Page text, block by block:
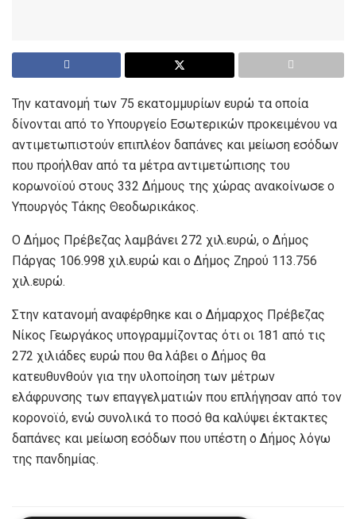
Την κατανομή των 75 εκατομμυρίων ευρώ τα οποία
δίνονται από το Υπουργείο Εσωτερικών προκειμένου να
αντιμετωπιστούν επιπλέον δαπάνες και μείωση εσόδων
που προήλθαν από τα μέτρα αντιμετώπισης του
κορωνοϊού στους 332 Δήμους της χώρας ανακοίνωσε ο
Υπουργός Τάκης Θεοδωρικάκος.
Ο Δήμος Πρέβεζας λαμβάνει 272 χιλ.ευρώ, ο Δήμος
Πάργας 106.998 χιλ.ευρώ και ο Δήμος Ζηρού 113.756
χιλ.ευρώ.
Στην κατανομή αναφέρθηκε και ο Δήμαρχος Πρέβεζας
Νίκος Γεωργάκος υπογραμμίζοντας ότι οι 181 από τις
272 χιλιάδες ευρώ που θα λάβει ο Δήμος θα
κατευθυνθούν για την υλοποίηση των μέτρων
ελάφρυνσης των επαγγελματιών που επλήγησαν από τον
κορονοϊό, ενώ συνολικά το ποσό θα καλύψει έκτακτες
δαπάνες και μείωση εσόδων που υπέστη ο Δήμος λόγω
της πανδημίας.